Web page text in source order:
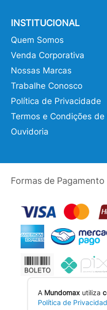
INSTITUCIONAL
Quem Somos
Venda Corporativa
Nossas Marcas
Trabalhe Conosco
Política de Privacidade
Termos e Condições
Ouvidoria
Formas de Pagamento
A Mundomax utiliza
Política de